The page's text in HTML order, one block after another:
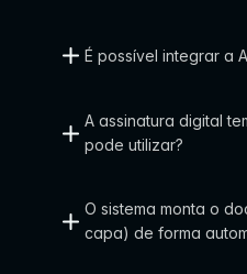
u
r
e
e
É possível integrar a
A assinatura digital
pode utilizar?
O sistema monta o
capa) de forma